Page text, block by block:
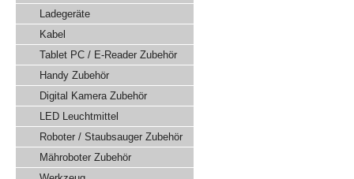
Ladegeräte
Kabel
Tablet PC / E-Reader Zubehör
Handy Zubehör
Digital Kamera Zubehör
LED Leuchtmittel
Roboter / Staubsauger Zubehör
Mähroboter Zubehör